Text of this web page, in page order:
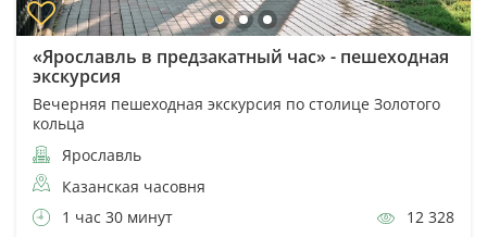
«Ярославль в предзакатный час» - пешеходная
экскурсия
Вечерняя пешеходная экскурсия по столице Золотого
кольца
Ярославль
Казанская часовня
1 час 30 минут
12 328